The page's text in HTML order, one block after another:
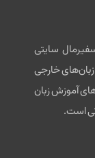
سایتی
خارجی
آموزش زبان
است.